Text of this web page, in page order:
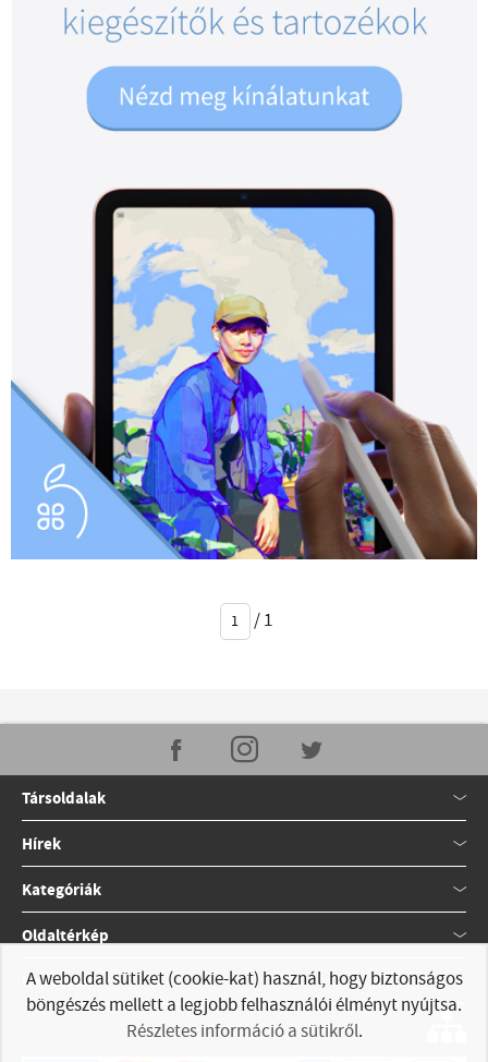
/1
Társoldalak
Hírek
Kategóriák
Oldaltérkép
Kapcsolat
A weboldal sütiket (cookie-kat) használ, hogy biztonságos
böngészés mellett a legjobb felhasználói élményt nyújtsa.
Részletes információ a sütikről.